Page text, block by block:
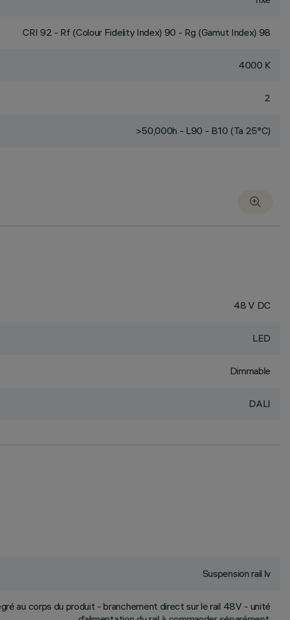
CRI 92 - Rf (Colour Fidelity Index) 90 - Rg (Gamut Index) 98
4000 K
2
>50,000h - L90 - B10 (Ta 25°C)
48 V DC
LED
Dimmable
DALI
Suspension rail lv
au corps du produit - branchement direct sur le rail 48V - unité